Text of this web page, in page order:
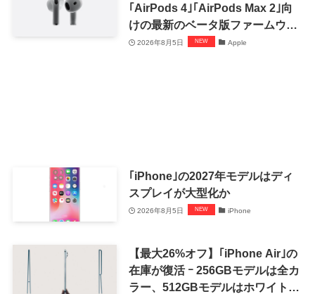
｢AirPods 4｣｢AirPods Max 2｣向
けの最新のベータ版ファームウェ
ア｢9A5336b｣を提供開始
2026年8月5日 Apple
｢iPhone｣の2027年モデルはディ
スプレイが大型化か
2026年8月5日 iPhone
【最大26%オフ】｢iPhone Air｣の
在庫が復活 ｰ 256GBモデルは全カ
ラー、512GBモデルはホワイト以